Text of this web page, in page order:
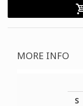
MORE INFO
S